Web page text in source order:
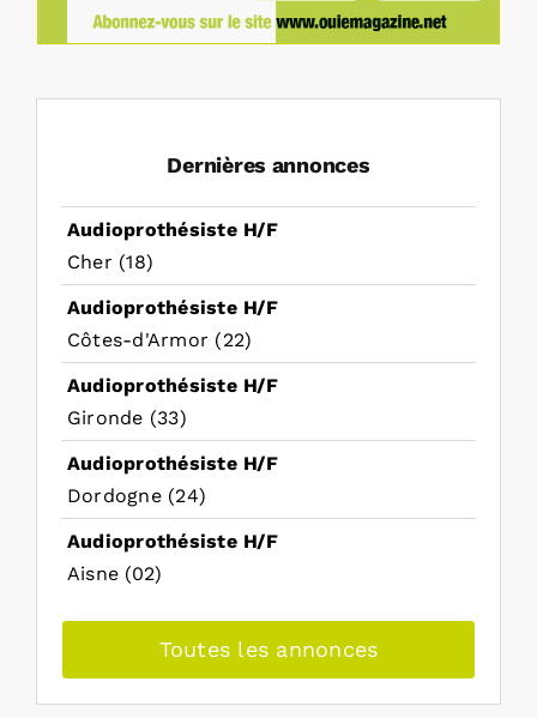
Dernières annonces
Audioprothésiste H/F
Cher (18)
Audioprothésiste H/F
Côtes-d'Armor (22)
Audioprothésiste H/F
Gironde (33)
Audioprothésiste H/F
Dordogne (24)
Audioprothésiste H/F
Aisne (02)
Toutes les annonces